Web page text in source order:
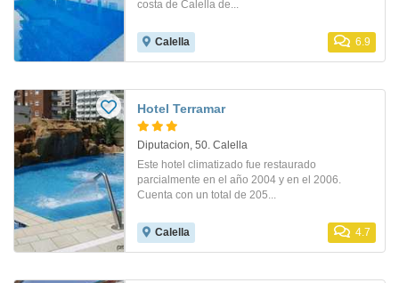
costa de Calella de...
Calella 6.9
Hotel Terramar
Diputacion, 50. Calella
Este hotel climatizado fue restaurado
parcialmente en el año 2004 y en el 2006.
Cuenta con un total de 205...
Calella 4.7